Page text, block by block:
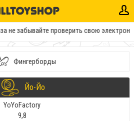
не забывайте проверить свою
Фингерборды
Йо-Йо
YoYoFactory
9,8